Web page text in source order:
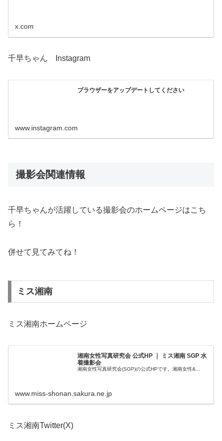
x.com
千早ちゃん Instagram
ブラウザーをアップデートしてください
www.instagram.com
撮影会関連情報
千早ちゃんが活躍している撮影会のホームページはこち
ら！
併せて見てみてね！
ミス湘南
ミス湘南ホームページ
湘南女性写真研究会 公式HP ｜ ミス湘南 SGP 水
着撮影会
湘南女性写真研究会(SGP)の公式HPです。湘南女性&...
www.miss-shonan.sakura.ne.jp
ミス湘南Twitter(X)